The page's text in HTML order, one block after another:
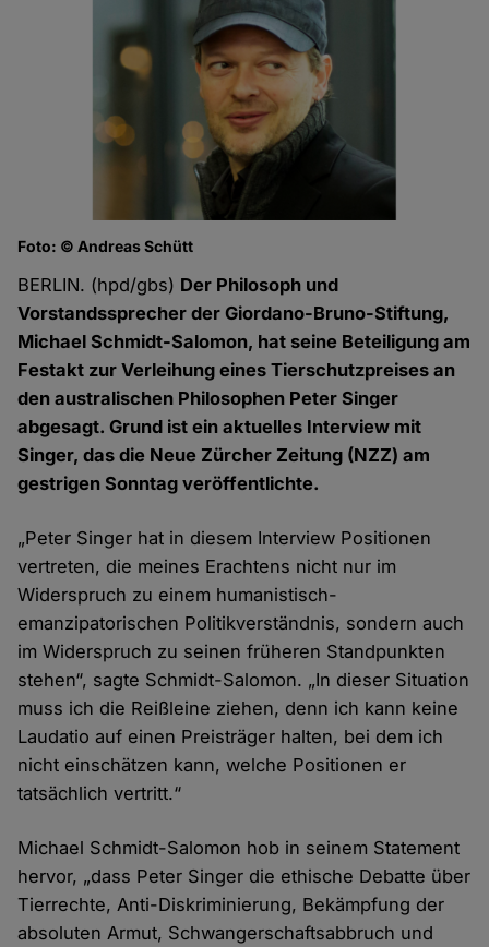
Foto: © Andreas Schütt
BERLIN. (hpd/gbs) Der Philosoph und
Vorstandssprecher der Giordano-Bruno-Stiftung,
Michael Schmidt-Salomon, hat seine Beteiligung am
Festakt zur Verleihung eines Tierschutzpreises an
den australischen Philosophen Peter Singer
abgesagt. Grund ist ein aktuelles Interview mit
Singer, das die Neue Zürcher Zeitung (NZZ) am
gestrigen Sonntag veröffentlichte.
„Peter Singer hat in diesem Interview Positionen
vertreten, die meines Erachtens nicht nur im
Widerspruch zu einem humanistisch-
emanzipatorischen Politikverständnis, sondern auch
im Widerspruch zu seinen früheren Standpunkten
stehen“, sagte Schmidt-Salomon. „In dieser Situation
muss ich die Reißleine ziehen, denn ich kann keine
Laudatio auf einen Preisträger halten, bei dem ich
nicht einschätzen kann, welche Positionen er
tatsächlich vertritt.“
Michael Schmidt-Salomon hob in seinem Statement
hervor, „dass Peter Singer die ethische Debatte über
Tierrechte, Anti-Diskriminierung, Bekämpfung der
absoluten Armut, Schwangerschaftsabbruch und